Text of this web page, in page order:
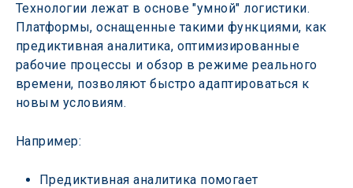
Технологии лежат в основе "умной" логистики.
Платформы, оснащенные такими функциями, как
предиктивная аналитика, оптимизированные
рабочие процессы и обзор в режиме реального
времени, позволяют быстро адаптироваться к
новым условиям.
Например:
Предиктивная аналитика помогает